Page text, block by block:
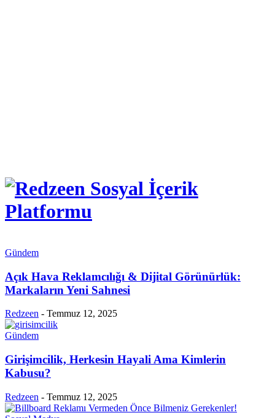
Gündem
Açık Hava Reklamcılığı & Dijital Görünürlük:
Markaların Yeni Sahnesi
Redzeen - Temmuz 12, 2025
Gündem
Girişimcilik, Herkesin Hayali Ama Kimlerin
Kabusu?
Redzeen - Temmuz 12, 2025